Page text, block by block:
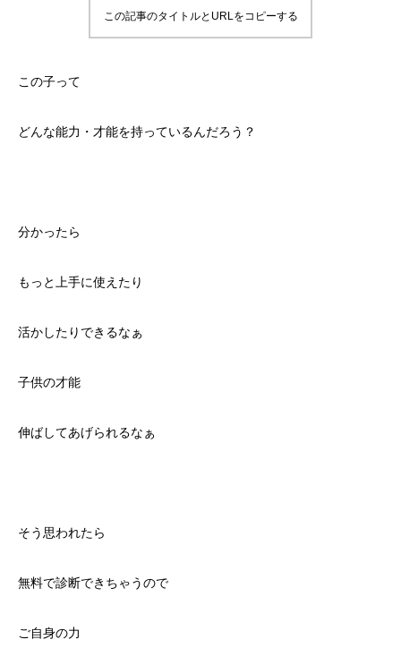
この記事のタイトルとURLをコピーする
この子って
どんな能力・才能を持っているんだろう？
分かったら
もっと上手に使えたり
活かしたりできるなぁ
子供の才能
伸ばしてあげられるなぁ
そう思われたら
無料で診断できちゃうので
ご自身の力